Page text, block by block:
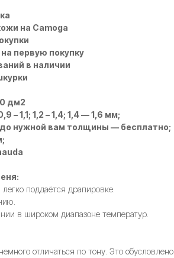
на Camoga
первую покупку
в наличии
дм2
– 1,1; 1,2 – 1,4; 1,4 — 1,6 мм;
нужной вам толщины — бесплатно;
поддаётся драпировке.
в широком диапазоне температур.
отличаться по тону. Это обусловлено